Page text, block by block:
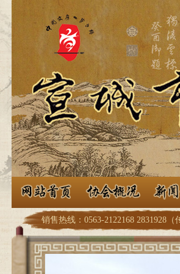
销售热线：0563-2122168 2831928（